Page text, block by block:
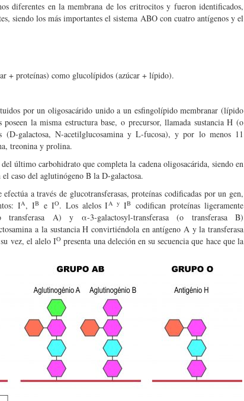
diferentes en la membrana de los eritrocitos y fueron identificados,
siendo los más importantes el sistema ABO con cuatro antígenos y el
+ proteínas) como glucolípidos (azúcar + lípido).
por un oligosacárido unido a un esfingolípido membranar (lípido
la misma estructura base, o precursor, llamada sustancia H (o
(D-galactosa, N-acetilglucosamina y L-fucosa), y por lo menos 11
treonina y prolina.
último carbohidrato que completa la cadena oligosacárida, siendo en
caso del aglutinógeno B la D-galactosa.
a través de glucotransferasas, proteínas codificadas por un gen,
IA, IBe IO. Los alelos IA y IB codifican proteínas ligeramente
transferasa A) y α-3-galactosyl-transferasa (o transferasa B)
a la sustancia H convirtiéndola en antígeno A y la transferasa
vez, el alelo IOpresenta una deleción en su secuencia que hace que la